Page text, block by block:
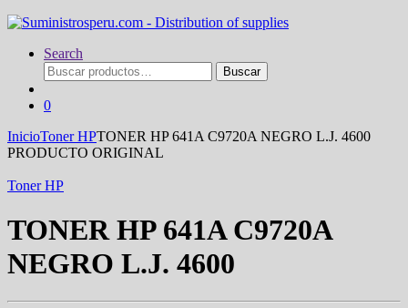
Search
Buscar
por:
Buscar
0
InicioToner HPTONER HP 641A C9720A NEGRO L.J. 4600
PRODUCTO ORIGINAL
Toner HP
TONER HP 641A C9720A
NEGRO L.J. 4600